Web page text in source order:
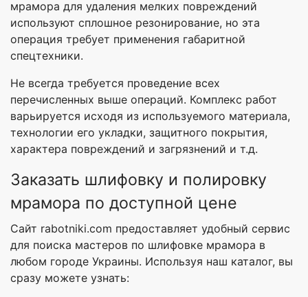
мрамора для удаления мелких повреждений
используют сплошное резонирование, но эта
операция требует применения габаритной
спецтехники.
Не всегда требуется проведение всех
перечисленных выше операций. Комплекс работ
варьируется исходя из используемого материала,
технологии его укладки, защитного покрытия,
характера повреждений и загрязнений и т.д.
Заказать шлифовку и полировку
мрамора по доступной цене
Сайт rabotniki.com предоставляет удобный сервис
для поиска мастеров по шлифовке мрамора в
любом городе Украины. Используя наш каталог, вы
сразу можете узнать: